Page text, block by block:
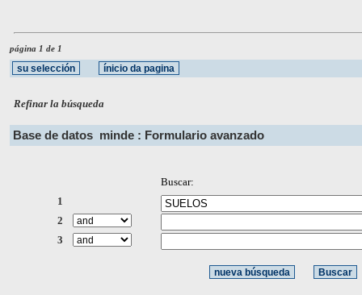
página 1 de 1
Refinar la búsqueda
Base de datos minde : Formulario avanzado
Buscar:
1
2
3